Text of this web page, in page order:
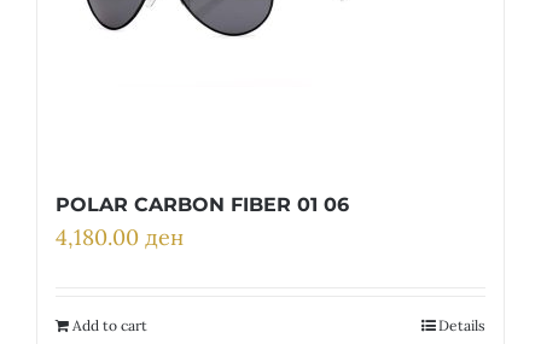
POLAR CARBON FIBER 01 06
4,180.00 ден
Add to cart Details